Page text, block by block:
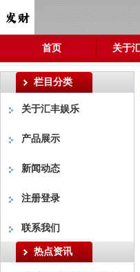
首页 关于
栏目分类
关于汇丰娱乐
产品展示
新闻动态
注册登录
联系我们
热点资讯